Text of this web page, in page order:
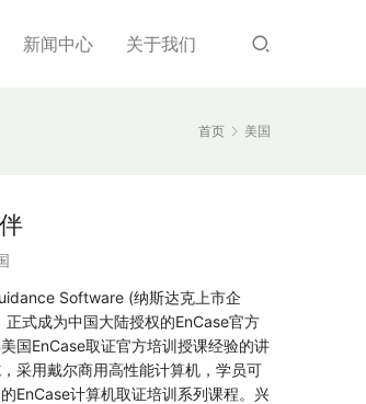
新闻中心 关于我们
首页 美国
Software (纳斯达克上市企
式成为中国大陆授权的EnCase官方
国EnCase取证官方培训授课经验的讲
采用戴尔商用高性能计算机，学员可
EnCase计算机取证培训系列课程。兴